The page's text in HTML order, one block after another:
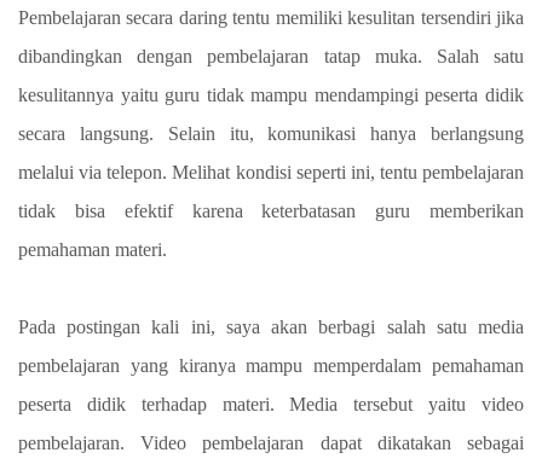
Pembelajaran secara daring tentu memiliki kesulitan tersendiri jika
dibandingkan dengan pembelajaran tatap muka. Salah satu
kesulitannya yaitu guru tidak mampu mendampingi peserta didik
secara langsung. Selain itu, komunikasi hanya berlangsung
melalui via telepon. Melihat kondisi seperti ini, tentu pembelajaran
tidak bisa efektif karena keterbatasan guru memberikan
pemahaman materi.
Pada postingan kali ini, saya akan berbagi salah satu media
pembelajaran yang kiranya mampu memperdalam pemahaman
peserta didik terhadap materi. Media tersebut yaitu video
pembelajaran. Video pembelajaran dapat dikatakan sebagai